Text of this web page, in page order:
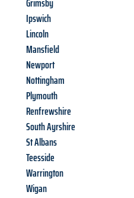
Ipswich
Lincoln
Mansfield
Newport
Nottingham
Plymouth
Renfrewshire
South Ayrshire
St Albans
Teesside
Warrington
Wigan